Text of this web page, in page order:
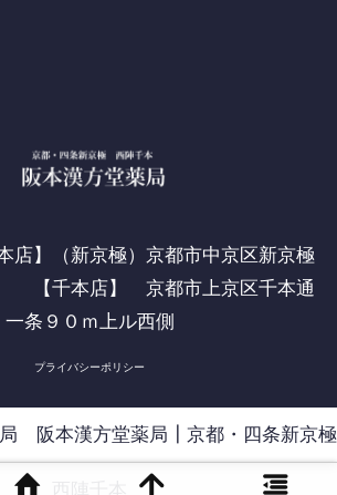
】（新京極）京都市中京区新京極
【千本店】 京都市上京区千本通
一条９０ｍ上ル西側
プライバシーポリシー
阪本漢方堂薬局┃京都・四条新京極